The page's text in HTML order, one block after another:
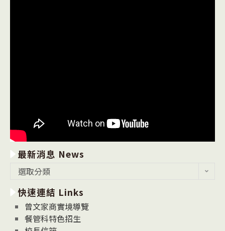
最新消息 News
消
息
News
選取分類
快速連結 Links
曾文家商實境導覽
餐管科特色招生